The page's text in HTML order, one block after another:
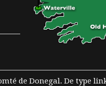
de Donegal. De type